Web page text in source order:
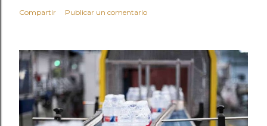
Compartir Publicar un comentario